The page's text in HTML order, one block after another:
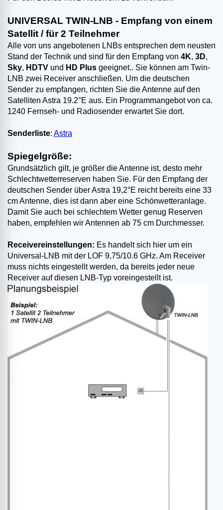
UNIVERSAL TWIN-LNB - Empfang von einem
Satellit / für 2 Teilnehmer
Alle von uns angebotenen LNBs entsprechen dem neusten
Stand der Technik und sind für den Empfang von 4K, 3D,
Sky, HDTV und HD Plus geeignet.. Sie können am Twin-
LNB zwei Receiver anschließen. Um die deutschen
Sender zu empfangen, richten Sie die Antenne auf den
Satelliten Astra 19.2°E aus. Ein Programmangebot von ca.
1240 Fernseh- und Radiosender erwartet Sie dort.
Senderliste: Astra
Spiegelgröße:
Grundsätzlich gilt, je größer die Antenne ist, desto mehr
Schlechtwetterreserven haben Sie. Für den Empfang der
deutschen Sender über Astra 19,2°E reicht bereits eine 33
cm Antenne, dies ist dann aber eine Schönwetteranlage.
Damit Sie auch bei schlechtem Wetter genug Reserven
haben, empfehlen wir Antennen ab 75 cm Durchmesser.
Receivereinstellungen: Es handelt sich hier um ein
Universal-LNB mit der LOF 9,75/10.6 GHz. Am Receiver
muss nichts eingestellt werden, da bereits jeder neue
Receiver auf diesen LNB-Typ voreingestellt ist.